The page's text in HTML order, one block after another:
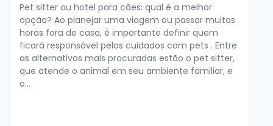
Pet sitter ou hotel para cães: qual é a melhor
opção? Ao planejar uma viagem ou passar muitas
horas fora de casa, é importante definir quem
ficará responsável pelos cuidados com pets . Entre
as alternativas mais procuradas estão o pet sitter,
que atende o animal em seu ambiente familiar, e
o...